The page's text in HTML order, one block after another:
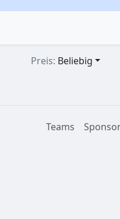
Preis: Beliebig
Teams